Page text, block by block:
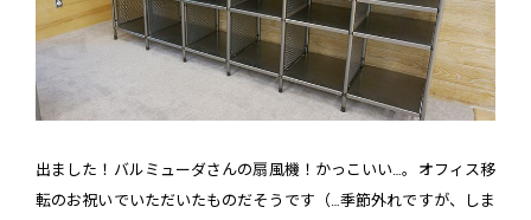
出ました！バルミューダさんの扇風機！かっこいい…。オフィス移
転のお祝いでいただいたものだそうです（…季節外れですが、しま